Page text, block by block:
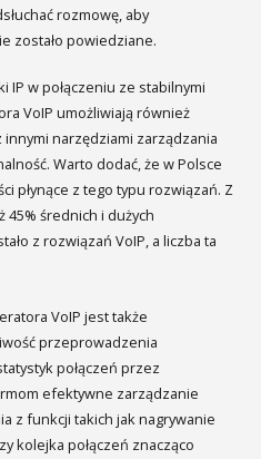
rozmowę, aby
zostało powiedziane.
IP w połączeniu ze stabilnymi
VoIP umożliwiają również
innymi narzędziami zarządzania
Warto dodać, że w Polsce
płynące z tego typu rozwiązań. Z
45% średnich i dużych
z rozwiązań VoIP, a liczba ta
VoIP jest także
przeprowadzenia
połączeń przez
efektywne zarządzanie
z funkcji takich jak nagrywanie
kolejka połączeń znacząco